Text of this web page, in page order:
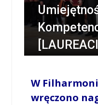
[LAUREACI]
W
wręczono